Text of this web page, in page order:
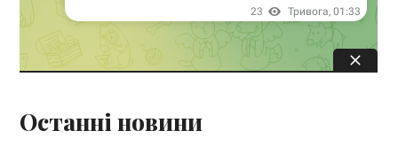
Останні новини